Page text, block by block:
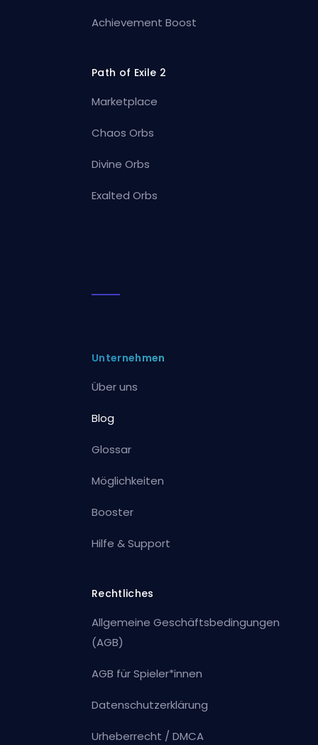
Achievement Boost
Path of Exile 2
Marketplace
Chaos Orbs
Divine Orbs
Exalted Orbs
Unternehmen
Über uns
Blog
Glossar
Möglichkeiten
Booster
Hilfe & Support
Rechtliches
Allgemeine Geschäftsbedingungen
(AGB)
AGB für Spieler*innen
Datenschutzerklärung
Urheberrecht / DMCA